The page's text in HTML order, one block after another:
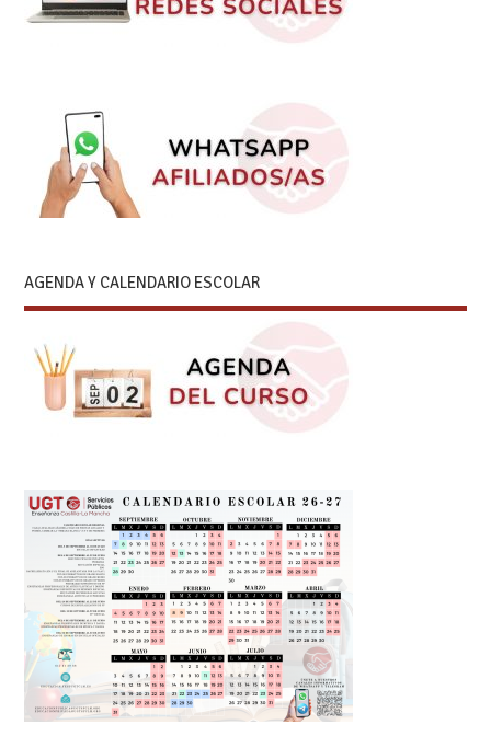
AGENDA Y CALENDARIO ESCOLAR